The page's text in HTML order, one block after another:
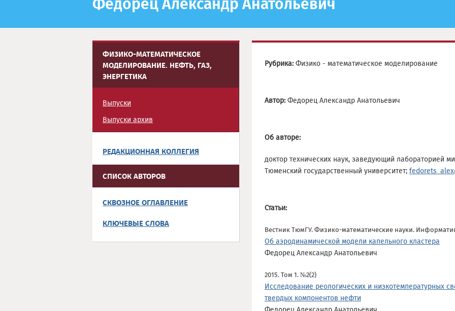
Федорец Александр Анатольевич
ФИЗИКО-МАТЕМАТИЧЕСКОЕ
МОДЕЛИРОВАНИЕ. НЕФТЬ, ГАЗ,
ЭНЕРГЕТИКА
Выпуски
Выпуски архив
РЕДАКЦИОННАЯ КОЛЛЕГИЯ
СПИСОК АВТОРОВ
СКВОЗНОЕ ОГЛАВЛЕНИЕ
КЛЮЧЕВЫЕ СЛОВА
Рубрика:Физико - математическое моделирование
Автор:Федорец Александр Анатольевич
Об авторе:
доктор технических наук, заведующий лабораторией
Тюменский государственный университет;
Статьи:
Вестник ТюмГУ. Физико-математические науки.
Об аэродинамической модели капельного кластера
Федорец Александр Анатольевич
2015. Том 1. №2(2)
Исследование реологических и низкотемпературных
твердых компонентов нефти